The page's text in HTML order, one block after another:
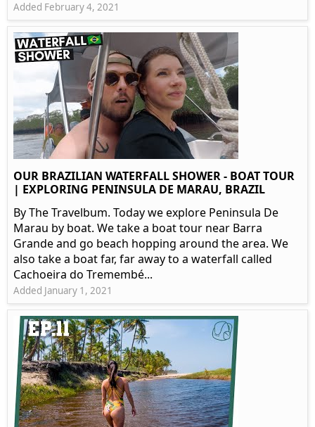
Added February 4, 2021
OUR BRAZILIAN WATERFALL SHOWER - BOAT TOUR
| EXPLORING PENINSULA DE MARAU, BRAZIL
By The Travelbum. Today we explore Peninsula De
Marau by boat. We take a boat tour near Barra
Grande and go beach hopping around the area. We
also take a boat far, far away to a waterfall called
Cachoeira do Tremembé...
Added January 1, 2021